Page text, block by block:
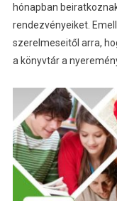
hónapban
rendezvényeiket.
szerelmeseitől arra,
a könyvtár a